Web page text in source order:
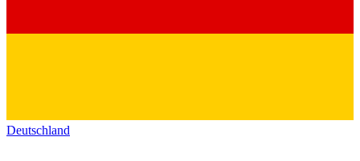
Deutschland